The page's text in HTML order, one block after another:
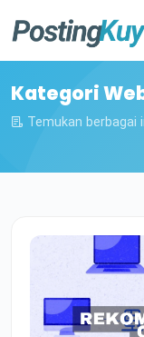
Kategori
Temukan